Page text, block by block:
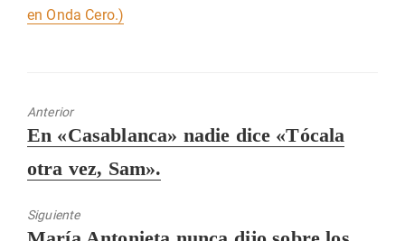
en Onda Cero.)
Anterior
Entrada
En «Casablanca» nadie dice «Tócala
otra vez, Sam».
Siguiente
Entrada